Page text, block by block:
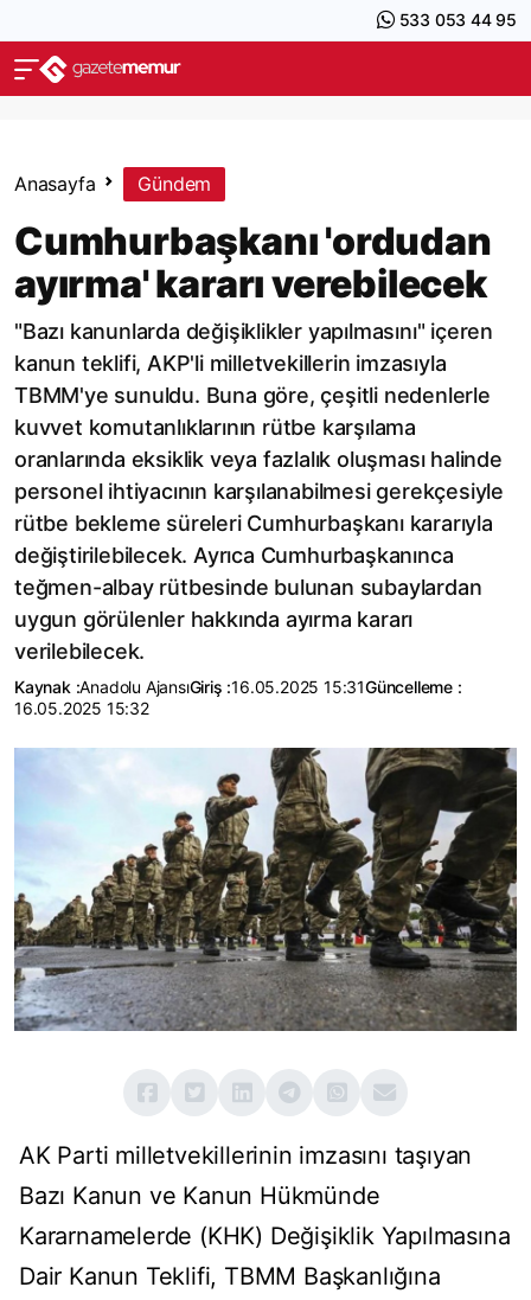
533 053 44 95
Anasayfa Gündem
Cumhurbaşkanı 'ordudan
ayırma' kararı verebilecek
"Bazı kanunlarda değişiklikler yapılmasını" içeren
kanun teklifi, AKP'li milletvekillerin imzasıyla
TBMM'ye sunuldu. Buna göre, çeşitli nedenlerle
kuvvet komutanlıklarının rütbe karşılama
oranlarında eksiklik veya fazlalık oluşması halinde
personel ihtiyacının karşılanabilmesi gerekçesiyle
rütbe bekleme süreleri Cumhurbaşkanı kararıyla
değiştirilebilecek. Ayrıca Cumhurbaşkanınca
teğmen-albay rütbesinde bulunan subaylardan
uygun görülenler hakkında ayırma kararı
verilebilecek.
Kaynak :Anadolu AjansıGiriş :16.05.2025 15:31Güncelleme :
16.05.2025 15:32
AK Parti milletvekillerinin imzasını taşıyan
Bazı Kanun ve Kanun Hükmünde
Kararnamelerde (KHK) Değişiklik Yapılmasına
Dair Kanun Teklifi, TBMM Başkanlığına